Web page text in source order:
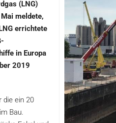
(LNG)
meldete,
errichtete
in Europa
2019
die ein 20
Bau.